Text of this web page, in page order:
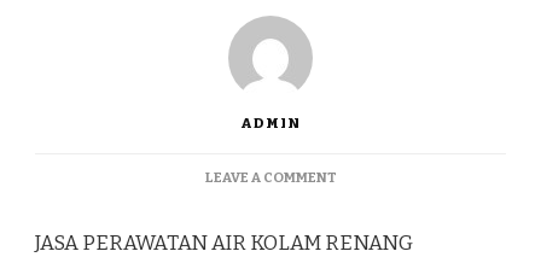
ADMIN
LEAVE A COMMENTON
AIR
JASA PERAWATAN AIR KOLAM RENANG